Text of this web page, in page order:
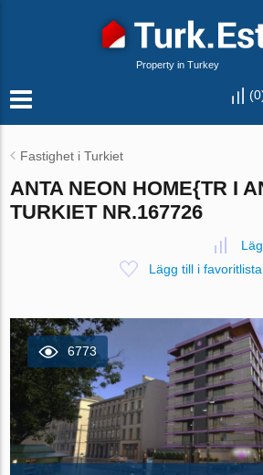
Property in Turkey
(0
Fastighet i Turkiet
ANTA NEON HOME{TR I
TURKIET NR.167726
Lägg till i favoritlista
6773